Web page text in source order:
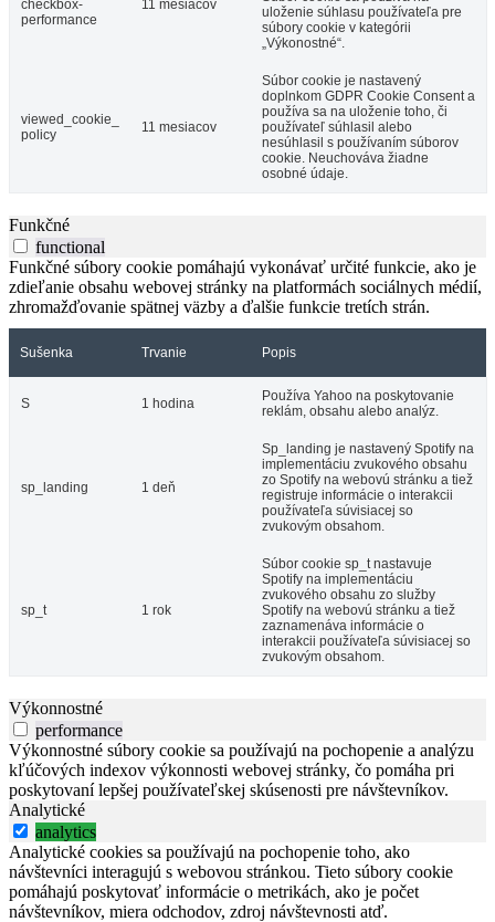
checkbox-
performance
11 mesiacov
uloženie súhlasu používateľa pre
súbory cookie v kategórii
„Výkonostné“.
viewed_cookie_
policy
11 mesiacov
Súbor cookie je nastavený
doplnkom GDPR Cookie Consent a
používa sa na uloženie toho, či
používateľ súhlasil alebo
nesúhlasil s používaním súborov
cookie. Neuchováva žiadne
osobné údaje.
Funkčné
functional
Funkčné súbory cookie pomáhajú vykonávať určité funkcie, ako je
zdieľanie obsahu webovej stránky na platformách sociálnych médií,
zhromažďovanie spätnej väzby a ďalšie funkcie tretích strán.
Sušenka Trvanie Popis
S 1 hodina
Používa Yahoo na poskytovanie
reklám, obsahu alebo analýz.
sp_landing 1 deň
Sp_landing je nastavený Spotify na
implementáciu zvukového obsahu
zo Spotify na webovú stránku a tiež
registruje informácie o interakcii
používateľa súvisiacej so
zvukovým obsahom.
sp_t 1 rok
Súbor cookie sp_t nastavuje
Spotify na implementáciu
zvukového obsahu zo služby
Spotify na webovú stránku a tiež
zaznamenáva informácie o
interakcii používateľa súvisiacej so
zvukovým obsahom.
Výkonnostné
performance
Výkonnostné súbory cookie sa používajú na pochopenie a analýzu
kľúčových indexov výkonnosti webovej stránky, čo pomáha pri
poskytovaní lepšej používateľskej skúsenosti pre návštevníkov.
Analytické
analytics
Analytické cookies sa používajú na pochopenie toho, ako
návštevníci interagujú s webovou stránkou. Tieto súbory cookie
pomáhajú poskytovať informácie o metrikách, ako je počet
návštevníkov, miera odchodov, zdroj návštevnosti atď.